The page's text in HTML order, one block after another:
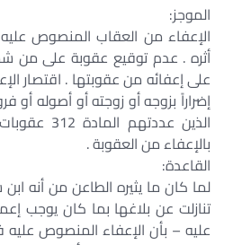
الموجز:
أثره . عدم توقيع عقوبة على من
على إعفائه من عقوبتها . اقتصار
إضراراً بزوجه أو زوجته أو أصوله
الذين
بالإعفاء من العقوبة .
القاعدة:
لما كان ما يثيره الطاعن من أنه
تنازلت عن بلاغها بما كان يوجب